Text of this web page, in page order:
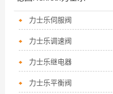
力士乐伺服阀
力士乐调速阀
力士乐继电器
力士乐平衡阀